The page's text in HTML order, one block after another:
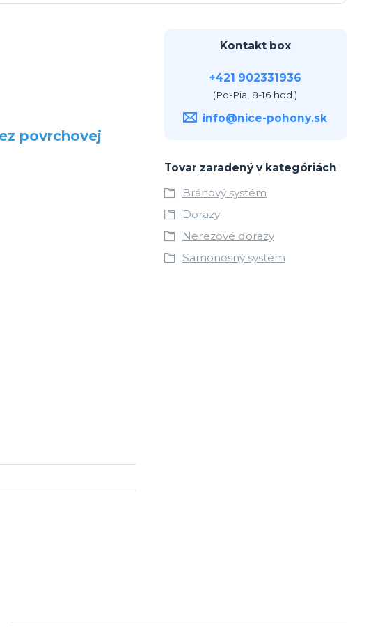
povrchovej
Kontakt box
+421 902331936
(Po-Pia, 8-16 hod.)
info@nice-pohony.sk
Tovar zaradený v kategóriách
Bránový systém
Dorazy
Nerezové dorazy
Samonosný systém